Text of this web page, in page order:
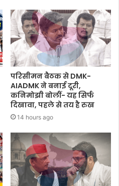
परिसीमन बैठक से DMK-
AIADMK ने बनाई दूरी,
कनिमोझी बोलीं- यह सिर्फ
दिखावा, पहले से तय है रुख
14 hours ago